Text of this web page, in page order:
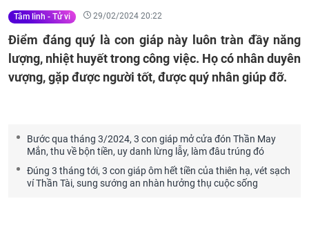
Tâm linh - Tử vi 29/02/2024 20:22
Điểm đáng quý là con giáp này luôn tràn đầy năng
lượng, nhiệt huyết trong công việc. Họ có nhân duyên
vượng, gặp được người tốt, được quý nhân giúp đỡ.
Bước qua tháng 3/2024, 3 con giáp mở cửa đón Thần May
Mắn, thu về bộn tiền, uy danh lừng lẫy, làm đâu trúng đó
Đúng 3 tháng tới, 3 con giáp ôm hết tiền của thiên hạ, vét sạch
ví Thần Tài, sung sướng an nhàn hưởng thụ cuộc sống